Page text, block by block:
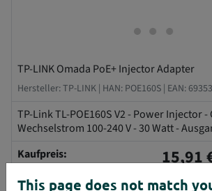
TP-LINK Omada PoE+ Injector Adapter
Hersteller: TP-LINK | HAN: POE160S | EAN:
TP-Link TL-POE160S V2 - Power Injector -
Wechselstrom 100-240 V - 30 Watt -
Kaufpreis:
15,91
Verfügbare Menge: Noch
This page does not match